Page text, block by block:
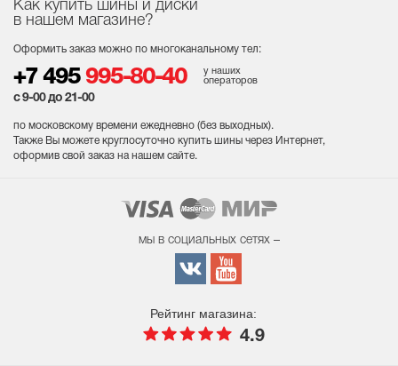
Как купить шины и диски
в нашем магазине?
Оформить заказ можно по многоканальному тел:
+7 495 995-80-40
у наших
операторов
с 9-00 до 21-00
по московскому времени ежедневно (без выходных).
Также Вы можете круглосуточно купить шины через Интернет,
оформив свой заказ на нашем сайте.
мы в социальных сетях –
Рейтинг магазина:
4.9